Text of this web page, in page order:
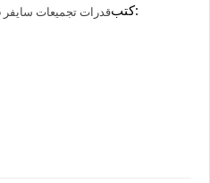
قدرات تجميعات سايفر 2025 كتب: